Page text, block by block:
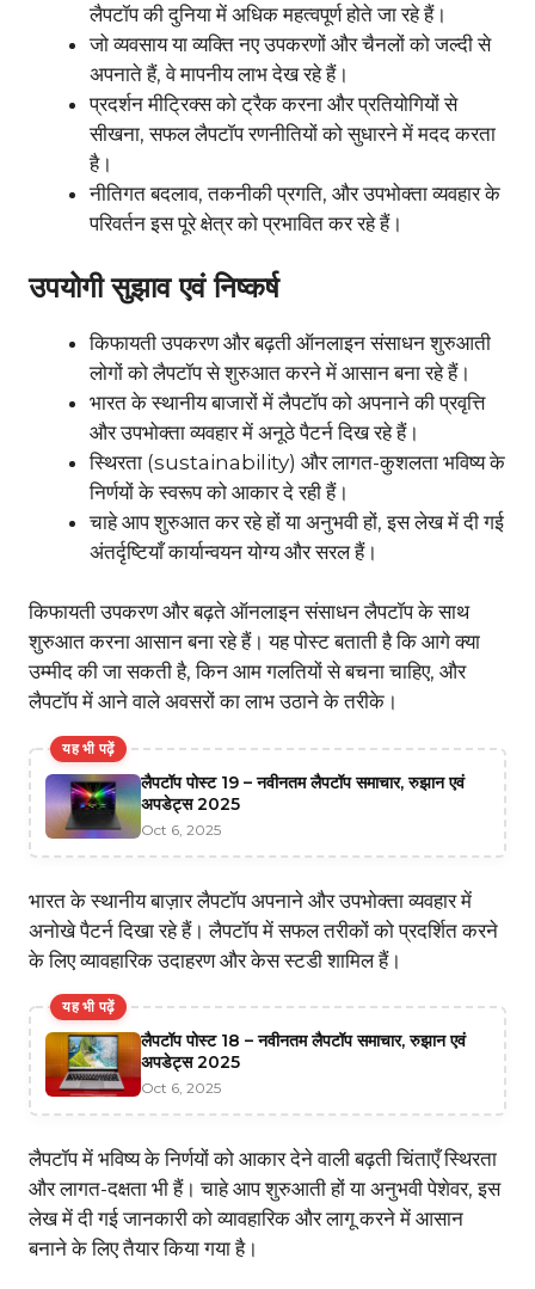
लैपटॉप की दुनिया में अधिक महत्वपूर्ण होते जा रहे हैं।
जो व्यवसाय या व्यक्ति नए उपकरणों और चैनलों को जल्दी से
अपनाते हैं, वे मापनीय लाभ देख रहे हैं।
प्रदर्शन मीट्रिक्स को ट्रैक करना और प्रतियोगियों से
सीखना, सफल लैपटॉप रणनीतियों को सुधारने में मदद करता
है।
नीतिगत बदलाव, तकनीकी प्रगति, और उपभोक्ता व्यवहार के
परिवर्तन इस पूरे क्षेत्र को प्रभावित कर रहे हैं।
उपयोगी सुझाव एवं निष्कर्ष
किफायती उपकरण और बढ़ती ऑनलाइन संसाधन शुरुआती
लोगों को लैपटॉप से शुरुआत करने में आसान बना रहे हैं।
भारत के स्थानीय बाजारों में लैपटॉप को अपनाने की प्रवृत्ति
और उपभोक्ता व्यवहार में अनूठे पैटर्न दिख रहे हैं।
स्थिरता (sustainability) और लागत-कुशलता भविष्य के
निर्णयों के स्वरूप को आकार दे रही हैं।
चाहे आप शुरुआत कर रहे हों या अनुभवी हों, इस लेख में दी गई
अंतर्दृष्टियाँ कार्यान्वयन योग्य और सरल हैं।
किफायती उपकरण और बढ़ते ऑनलाइन संसाधन लैपटॉप के साथ
शुरुआत करना आसान बना रहे हैं। यह पोस्ट बताती है कि आगे क्या
उम्मीद की जा सकती है, किन आम गलतियों से बचना चाहिए, और
लैपटॉप में आने वाले अवसरों का लाभ उठाने के तरीके।
यह भी पढ़ें
लैपटॉप पोस्ट 19 – नवीनतम लैपटॉप समाचार, रुझान एवं
अपडेट्स 2025
Oct 6, 2025
भारत के स्थानीय बाज़ार लैपटॉप अपनाने और उपभोक्ता व्यवहार में
अनोखे पैटर्न दिखा रहे हैं। लैपटॉप में सफल तरीकों को प्रदर्शित करने
के लिए व्यावहारिक उदाहरण और केस स्टडी शामिल हैं।
यह भी पढ़ें
लैपटॉप पोस्ट 18 – नवीनतम लैपटॉप समाचार, रुझान एवं
अपडेट्स 2025
Oct 6, 2025
लैपटॉप में भविष्य के निर्णयों को आकार देने वाली बढ़ती चिंताएँ स्थिरता
और लागत-दक्षता भी हैं। चाहे आप शुरुआती हों या अनुभवी पेशेवर, इस
लेख में दी गई जानकारी को व्यावहारिक और लागू करने में आसान
बनाने के लिए तैयार किया गया है।